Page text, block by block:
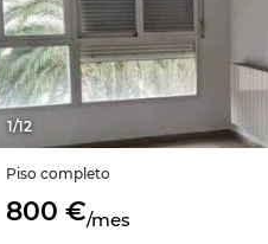
1/12
Piso completo
800 €/mes